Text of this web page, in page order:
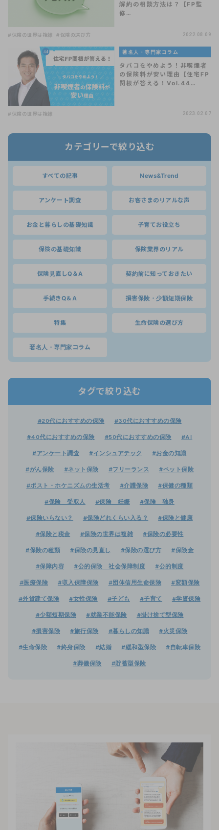
解約の相談方法は？【FP監
修…
#保険の世界は複雑 #保険の選び方 2022.08.09
著名人・専門家コラム
タバコをやめよう！非喫煙者
の保険料が安い理由【住宅FP
関根が答える！Vol.44…
#保険の世界は複雑 2023.02.07
カテゴリーで絞り込む
すべての記事 News&Trend
アンケート調査 お客さまのリアルな声
お金と暮らしの基礎知識 子育てお役立ち
保険の基礎知識 保険業界のリアル
保険見直しQ＆A 契約前に知っておきたい
手続きQ＆A 損害保険・少額短期保険
特集 生命保険の選び方
著名人・専門家コラム
タグで絞り込む
#20代におすすめの保険 #30代におすすめの保険
#40代におすすめの保険 #50代におすすめの保険 #AI
#アンケート調査 #インシュアテック #お金の知識
#がん保険 #ネット保険 #フリーランス #ペット保険
#ポスト・ホケニズムの生活考 #介護保険 #保健の種類
#保険 受取人 #保険 妊娠 #保険 独身
#保険いらない？ #保険どれくらい入る？ #保険と健康
#保険と税金 #保険の世界は複雑 #保険の必要性
#保険の種類 #保険の見直し #保険の選び方 #保険金
#保障内容 #公的保険 社会保障制度 #公的制度
#医療保険 #収入保障保険 #団体信用生命保険 #変額保険
#外貨建て保険 #女性保険 #子ども #子育て #学資保険
#少額短期保険 #就業不能保険 #掛け捨て型保険
#損害保険 #旅行保険 #暮らしの知識 #火災保険
#生命保険 #終身保険 #結婚 #緩和型保険 #自転車保険
#葬儀保険 #貯蓄型保険